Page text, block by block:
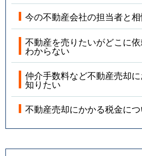
今の不動産会社の担当者と
不動産を売りたいがどこに
わからない
仲介手数料など不動産売却
知りたい
不動産売却にかかる税金に